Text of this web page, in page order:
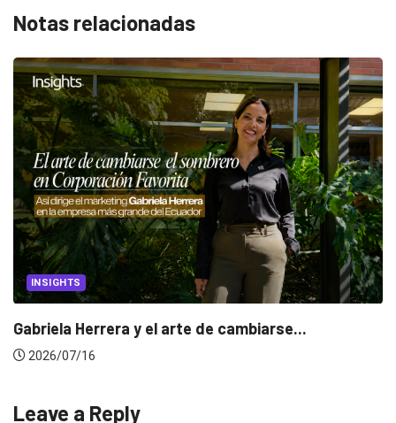
Notas relacionadas
CANNES LIONS 2026
Dos ecuatorianos en el jurado de
Leave a Reply